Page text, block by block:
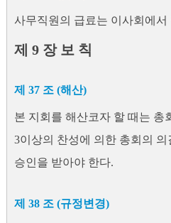
사무직원의 급료는 이사회에서
제 9 장 보 칙
제 37 조 (해산)
본 지회를 해산코자 할 때는 총
3이상의 찬성에 의한 총회의 의
승인을 받아야 한다.
제 38 조 (규정변경)